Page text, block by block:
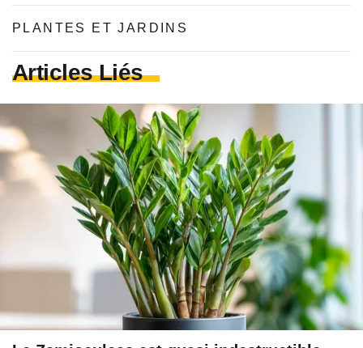
PLANTES ET JARDINS
Articles Liés